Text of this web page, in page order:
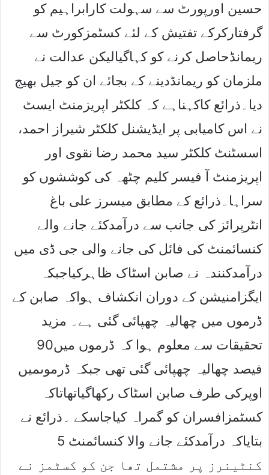
حسین اورپورٹ سے سہولت کارابراہیم کو
گرفتارکرکے تفتیش کے لئے کسٹمزکورٹ سے
ریمانڈحاصل کرنے کو کہاگیالیکن عدالت نے
ملزمان کو ریمانڈدینے کے بجائے ان کو جیل بھیج
دیا۔ذرائع کاکہناہے کہ کلکٹر اپریزمنٹ ایسٹ
نے اس کامیابی پر ایڈیشنل کلکٹر شیراز احمد،
اسسٹنٹ کلکٹر سید محمد رضا نقوی اور
اپریزمنٹ آ فیسر کلیم چٹھہ کی کوششوں کو
سراہا۔ذرائع کے مطابق میسرز علی باغ
انٹرپرائز کی جانب سے درآمدکئے جانے والے
کنسائمنٹ کی فائل کی جانے والی جی ڈی میں
درآمدکنندہ نے صابن اسٹاک ظاہرکیاجبکہ
ایگزامنیشن کے دوران انکشاف ہواکہ صابن کے
ڈرموں میں چھالیہ چھپائی گئی ہے۔ مزید
تحقیقات سے معلوم ہوا کہ ڈرموں میں90
فیصد چھالیہ چھپائی گئی تھی جبکہ ڈرموںمیں
اوپرکی طرف صابن اسٹاک رکھاگیاتھاتاکہ
کسٹمزافسران کو گمراہ کیاجاسکے ۔ذرائع نے
بتایاکہ درآمدکئے جانے والا کنسائمنٹ 5
کنٹینرز پر مشتمل تھا جن کو کسٹمز نے